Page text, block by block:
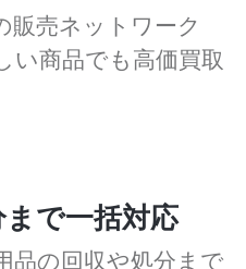
販売ネットワーク
い商品でも高価買取
で一括対応
品の回収や処分まで